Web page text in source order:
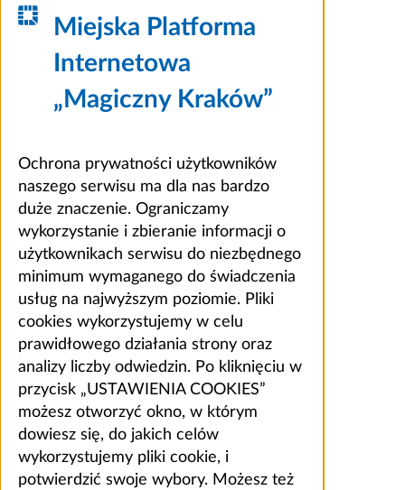
Miejska Platforma
Internetowa
„Magiczny Kraków”
Ochrona prywatności użytkowników
naszego serwisu ma dla nas bardzo
duże znaczenie. Ograniczamy
wykorzystanie i zbieranie informacji o
użytkownikach serwisu do niezbędnego
minimum wymaganego do świadczenia
usług na najwyższym poziomie. Pliki
cookies wykorzystujemy w celu
prawidłowego działania strony oraz
analizy liczby odwiedzin. Po kliknięciu w
przycisk „USTAWIENIA COOKIES”
możesz otworzyć okno, w którym
dowiesz się, do jakich celów
wykorzystujemy pliki cookie, i
potwierdzić swoje wybory. Możesz też